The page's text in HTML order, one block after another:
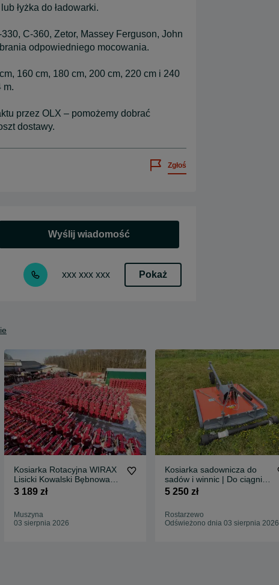
łyżka do ładowarki.
C-360, Zetor, Massey Ferguson, John
odpowiedniego mocowania.
160 cm, 180 cm, 200 cm, 220 cm i 240
m.
przez OLX – pomożemy dobrać
dostawy.
Zgłoś
Wyślij wiadomość
xxx xxx xxx Pokaż
Kosiarka Rotacyjna WIRAX
Lisicki Kowalski Bębnowa
1,35m 1,65m 1,85m
3 189 zł
Muszyna
03 sierpnia 2026
Kosiarka sadownicza do
sadów i winnic | Do ciągnika
traktora | NOWA |
5 250 zł
Rostarzewo
Odświeżono dnia 03 sierpnia 2026